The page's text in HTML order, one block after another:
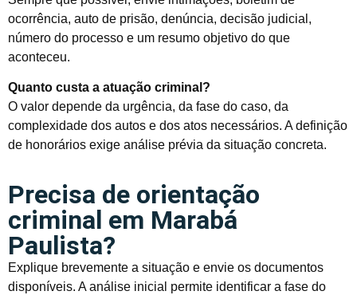
ocorrência, auto de prisão, denúncia, decisão judicial,
número do processo e um resumo objetivo do que
aconteceu.
Quanto custa a atuação criminal?
O valor depende da urgência, da fase do caso, da
complexidade dos autos e dos atos necessários. A definição
de honorários exige análise prévia da situação concreta.
Precisa de orientação
criminal em Marabá
Paulista?
Explique brevemente a situação e envie os documentos
disponíveis. A análise inicial permite identificar a fase do